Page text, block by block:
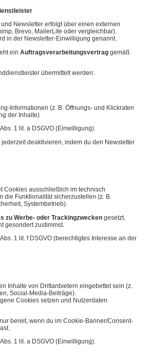
Newsletter erfolgt über einen externen
Brevo, MailerLite oder vergleichbar).
in der Newsletter-Einwilligung genannt.
ein Auftragsverarbeitungsvertrag gemäß
übermittelt werden:
Informationen (z. B. Öffnungs- und Klickraten
der Inhalte)
1 lit. a DSGVO (Einwilligung).
deaktivieren, indem du den Newsletter
Cookies ausschließlich im technisch
die Funktionalität sicherzustellen (z. B.
Systembetrieb).
zu Werbe- oder Trackingzwecken gesetzt,
gesondert zustimmst.
1 lit. f DSGVO (berechtigtes Interesse an der
Inhalte von Drittanbietern eingebettet sein (z.
Social-Media-Beiträge).
Cookies setzen und Nutzerdaten
bereit, wenn du im Cookie-Banner/Consent-
1 lit. a DSGVO (Einwilligung).